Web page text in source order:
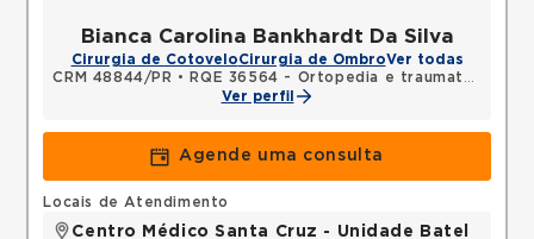
Bianca Carolina Bankhardt Da Silva
Cirurgia de CotoveloCirurgia de OmbroVer todas
CRM 48844/PR •
RQE 36564 - Ortopedia e traumatologia
Ver perfil
Agende uma consulta
Locais de Atendimento
Centro Médico Santa Cruz - Unidade Batel